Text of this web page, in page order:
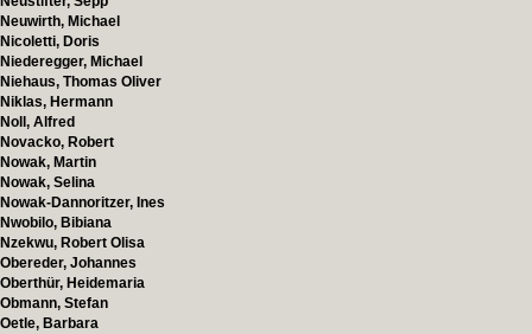
Neuwirth, Michael
Nicoletti, Doris
Niederegger, Michael
Niehaus, Thomas Oliver
Niklas, Hermann
Noll, Alfred
Novacko, Robert
Nowak, Martin
Nowak, Selina
Nowak-Dannoritzer, Ines
Nwobilo, Bibiana
Nzekwu, Robert Olisa
Obereder, Johannes
Oberthür, Heidemaria
Obmann, Stefan
Oetle, Barbara